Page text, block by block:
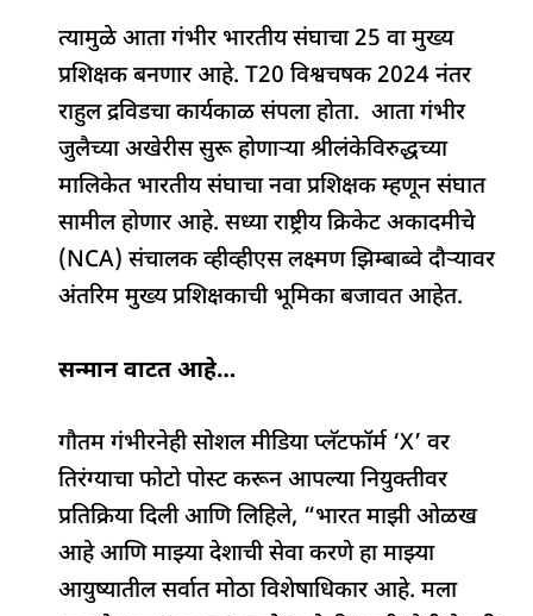
o
k
p
त्यामुळे आता गंभीर भारतीय संघाचा 25 वा मुख्य
प्रशिक्षक बनणार आहे. T20 विश्वचषक 2024 नंतर
राहुल द्रविडचा कार्यकाळ संपला होता. आता गंभीर
जुलैच्या अखेरीस सुरू होणाऱ्या श्रीलंकेविरुद्धच्या
मालिकेत भारतीय संघाचा नवा प्रशिक्षक म्हणून संघात
सामील होणार आहे. सध्या राष्ट्रीय क्रिकेट अकादमीचे
(NCA) संचालक व्हीव्हीएस लक्ष्मण झिम्बाब्वे दौऱ्यावर
अंतरिम मुख्य प्रशिक्षकाची भूमिका बजावत आहेत.
सन्मान वाटत आहे…
गौतम गंभीरनेही सोशल मीडिया प्लॅटफॉर्म ‘X’ वर
तिरंग्याचा फोटो पोस्ट करून आपल्या नियुक्तीवर
प्रतिक्रिया दिली आणि लिहिले, “भारत माझी ओळख
आहे आणि माझ्या देशाची सेवा करणे हा माझ्या
आयुष्यातील सर्वात मोठा विशेषाधिकार आहे. मला